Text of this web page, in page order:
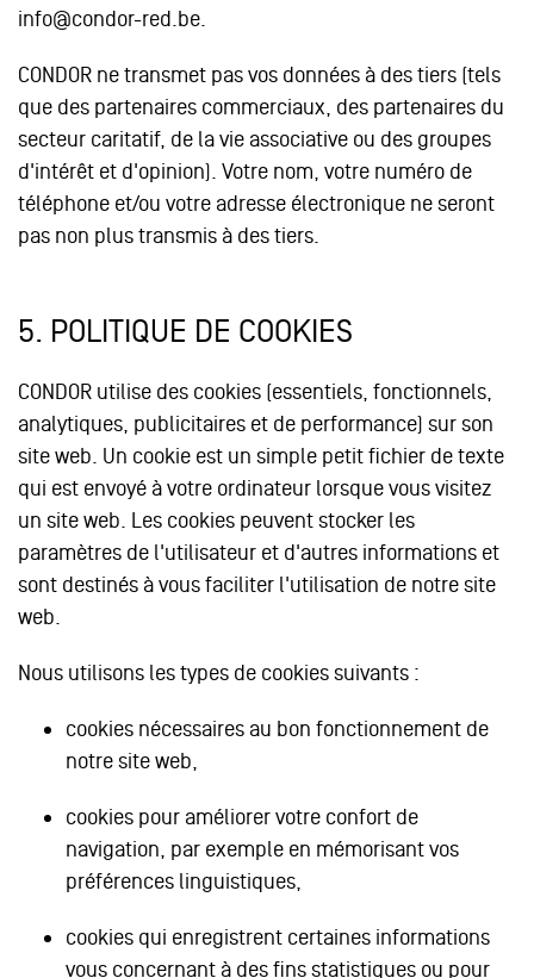
info@condor-red.be.
CONDOR ne transmet pas vos données à des tiers (tels
que des partenaires commerciaux, des partenaires du
secteur caritatif, de la vie associative ou des groupes
d'intérêt et d'opinion). Votre nom, votre numéro de
téléphone et/ou votre adresse électronique ne seront
pas non plus transmis à des tiers.
5. POLITIQUE DE COOKIES
CONDOR utilise des cookies (essentiels, fonctionnels,
analytiques, publicitaires et de performance) sur son
site web. Un cookie est un simple petit fichier de texte
qui est envoyé à votre ordinateur lorsque vous visitez
un site web. Les cookies peuvent stocker les
paramètres de l'utilisateur et d'autres informations et
sont destinés à vous faciliter l'utilisation de notre site
web.
Nous utilisons les types de cookies suivants :
cookies nécessaires au bon fonctionnement de
notre site web,
cookies pour améliorer votre confort de
navigation, par exemple en mémorisant vos
préférences linguistiques,
cookies qui enregistrent certaines informations
vous concernant à des fins statistiques ou pour